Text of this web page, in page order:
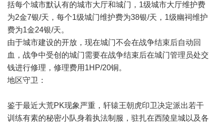
括每个城市默认有的城市大厅和城门，1级城市大厅维护费
为2金7银/天，每个1级城门维护费为38银/天，1级幽祠维护
费为1金24银/天。
由于城市建设的开放，现在城门不会在战争结束后自动回
血，战争中受创的城门需要在战争结束后在城门管理员处交
钱进行修理，修理费用1HP/20铜。
地区守卫：
鉴于最近大荒PK现象严重，轩辕王朝虎印卫决定派出若干
训练有素的秘密小队身着执法制服，驻扎在西陵皇城以及各